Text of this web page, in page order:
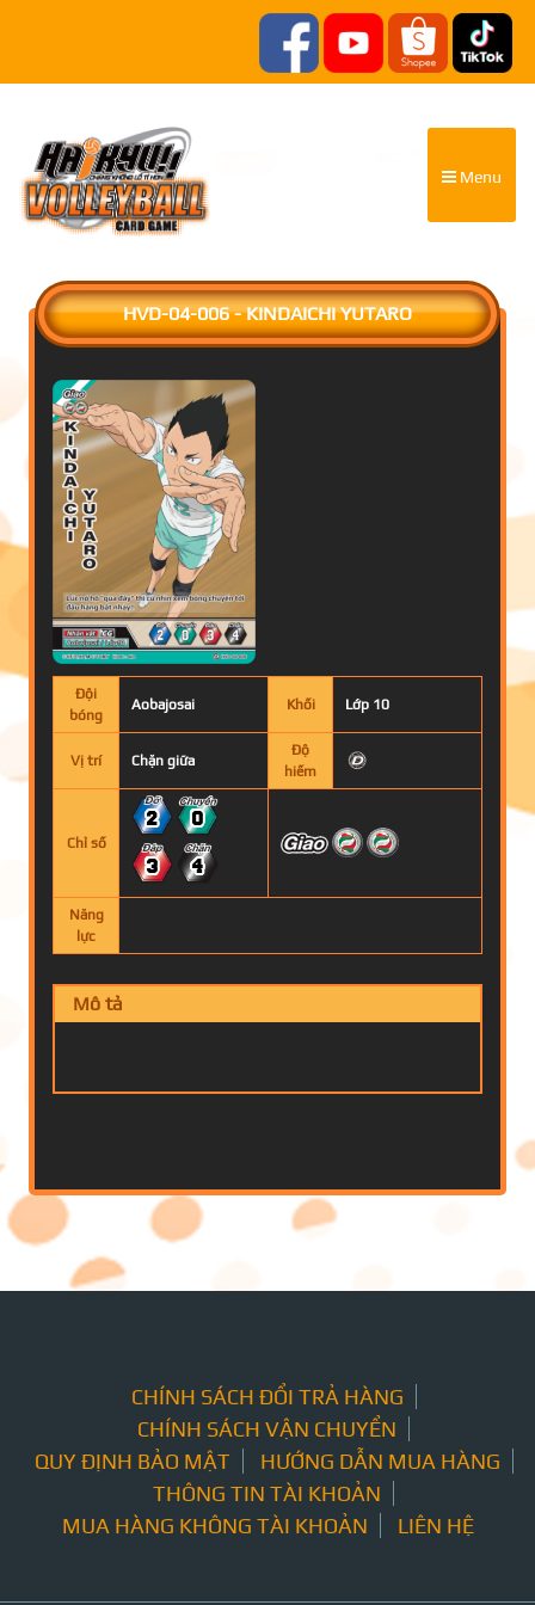
Menu
HVD-04-006 - KINDAICHI YUTARO
Đội
bóng
Aobajosai Khối Lớp 10
Vị trí Chặn giữa
Độ
hiếm
Chỉ số
2 0
3 4
Năng
lực
Mô tả
CHÍNH SÁCH ĐỔI TRẢ HÀNG
CHÍNH SÁCH VẬN CHUYỂN
QUY ĐỊNH BẢO MẬT
HƯỚNG DẪN MUA HÀNG
THÔNG TIN TÀI KHOẢN
MUA HÀNG KHÔNG TÀI KHOẢN
LIÊN HỆ